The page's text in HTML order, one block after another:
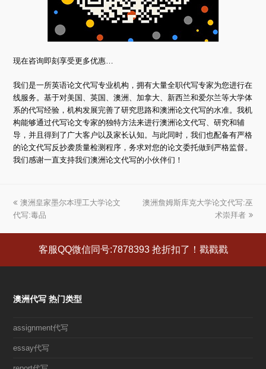
现在咨询即刻享受更多优惠…
我们是一所英语论文代写专业机构，拥有大量全职代写专家为您进行在
线服务。基于对美国、英国、澳洲、加拿大、新西兰和爱尔兰等大学体
系的代写经验，机构发展完善了研究思路和澳洲论文代写的水准。我机
构能够通过代写论文专家的独特方法来进行澳洲论文代写、研究和辅
导，并且得到了广大客户以及家长认知。与此同时，我们也配备有严格
的论文代写反抄袭质量检测程序，务求对您的论文委托做到严格监督。
我们感谢一直支持我们澳洲论文代写的小伙伴们！
上
一
澳洲皇家墨尔本理工大学论文
代写:毒品
下
章:
澳洲詹姆斯库克大学论文代写:巫
术崇拜者
客服QQ微信同号:7878393 抢折扣了！戳戳戳
澳洲代写 热门类型
assignment代写
essay代写